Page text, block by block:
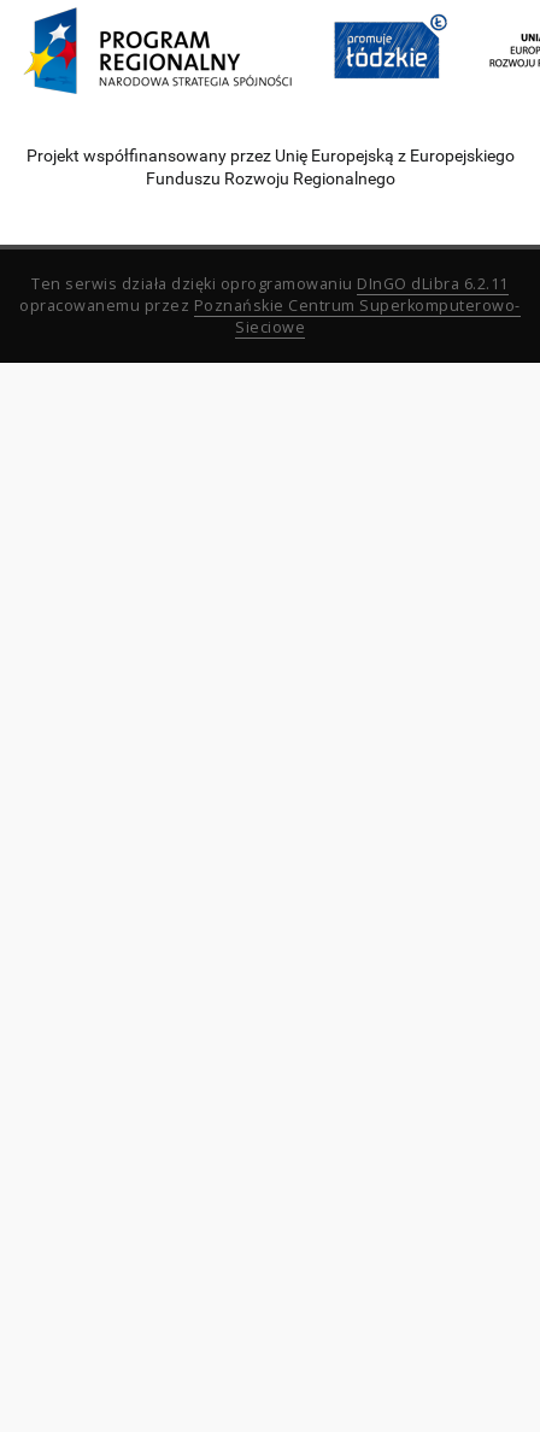
Projekt współfinansowany przez Unię Europejską z Europejskiego
Funduszu Rozwoju Regionalnego
Ten serwis działa dzięki oprogramowaniu DInGO dLibra 6.2.11
opracowanemu przez Poznańskie Centrum Superkomputerowo-
Sieciowe